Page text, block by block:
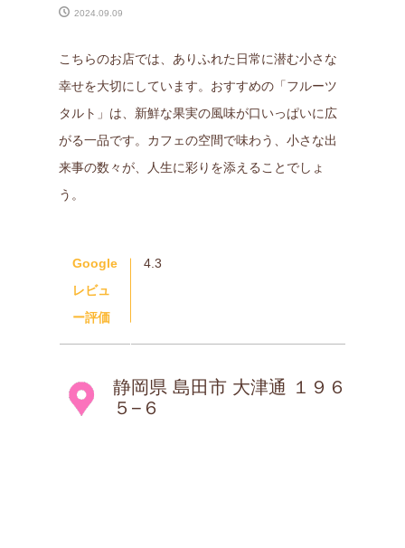
2024.09.09
こちらのお店では、ありふれた日常に潜む小さな
幸せを大切にしています。おすすめの「フルーツ
タルト」は、新鮮な果実の風味が口いっぱいに広
がる一品です。カフェの空間で味わう、小さな出
来事の数々が、人生に彩りを添えることでしょ
う。
Google
レビュ
ー評価
4.3
静岡県 島田市 大津通 １９６
５−６